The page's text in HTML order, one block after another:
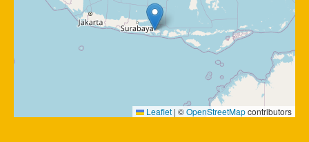
Leaflet | ©OpenStreetMapcontributors